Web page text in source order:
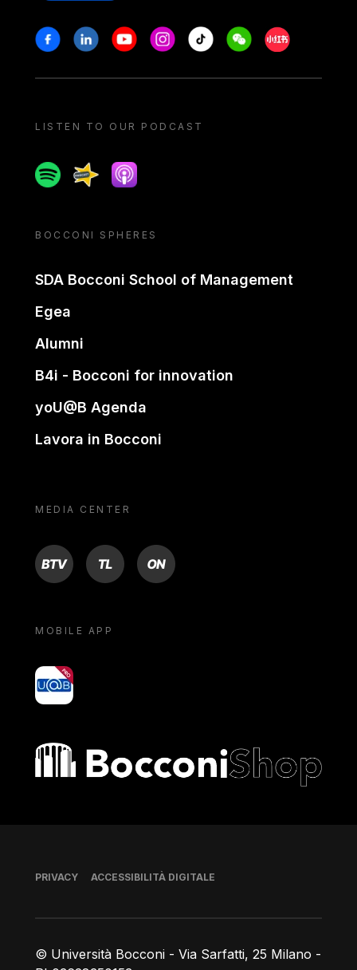
Stay in touch
FacebookLinkedinYoutubeInstagram
Tiktok WeechatXiaohongshu/
LISTEN TO OUR PODCAST
SpotifySpreakerApple podcast
BOCCONI SPHERES
SDA Bocconi School of Management
Egea
Alumni
B4i - Bocconi for innovation
yoU@B Agenda
Lavora in Bocconi
MEDIA CENTER
BTV TL ON
MOBILE APP
yoU@B
Bocconi shop
© Università Bocconi - Via Sarfatti, 25 Milano -
Piè di pagina
PRIVACY ACCESSIBILITÀ DIGITALE